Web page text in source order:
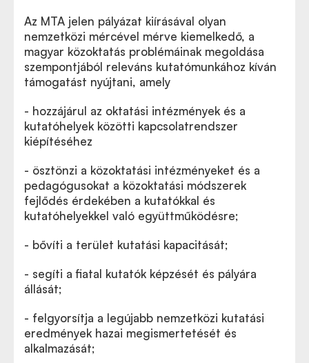
Az MTA jelen pályázat kiírásával olyan
nemzetközi mércével mérve kiemelkedő, a
magyar közoktatás problémáinak megoldása
szempontjából releváns kutatómunkához kíván
támogatást nyújtani, amely
- hozzájárul az oktatási intézmények és a
kutatóhelyek közötti kapcsolatrendszer
kiépítéséhez
- ösztönzi a közoktatási intézményeket és a
pedagógusokat a közoktatási módszerek
fejlődés érdekében a kutatókkal és
kutatóhelyekkel való együttműködésre;
- bővíti a terület kutatási kapacitását;
- segíti a fiatal kutatók képzését és pályára
állását;
- felgyorsítja a legújabb nemzetközi kutatási
eredmények hazai megismertetését és
alkalmazását;